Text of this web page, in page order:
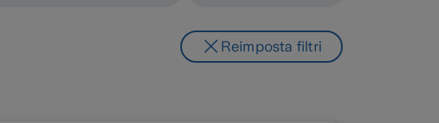
Reimposta filtri